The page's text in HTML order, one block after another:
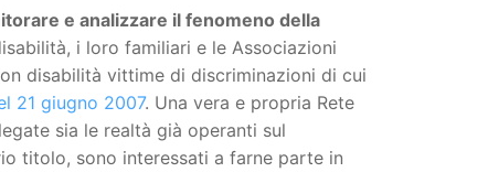
e analizzare il fenomeno della
i loro familiari e le Associazioni
disabilità vittime di discriminazioni di cui
21 giugno 2007. Una vera e propria Rete
sia le realtà già operanti sul
titolo, sono interessati a farne parte in